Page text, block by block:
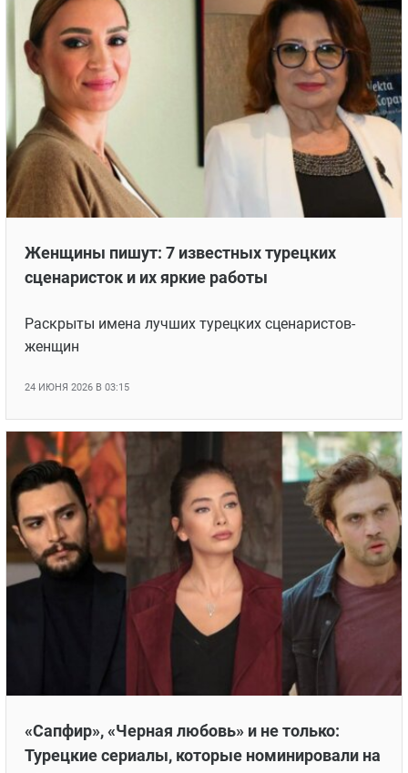
«Правосудие», «Чукур» и не только: 15 лучших
турецких сериалов от Ay Yapim
Составлена подборка самых интересных турецких
сериалов от компании Ay Yapim
15 ИЮЛЯ 2026 В 05:42
Женщины пишут: 7 известных турецких
сценаристок и их яркие работы
Раскрыты имена лучших турецких сценаристов-